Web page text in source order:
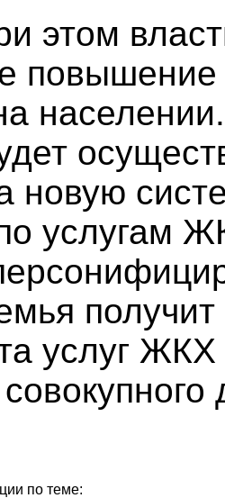
этом
повышение
новую
услугам
услуг
по теме: